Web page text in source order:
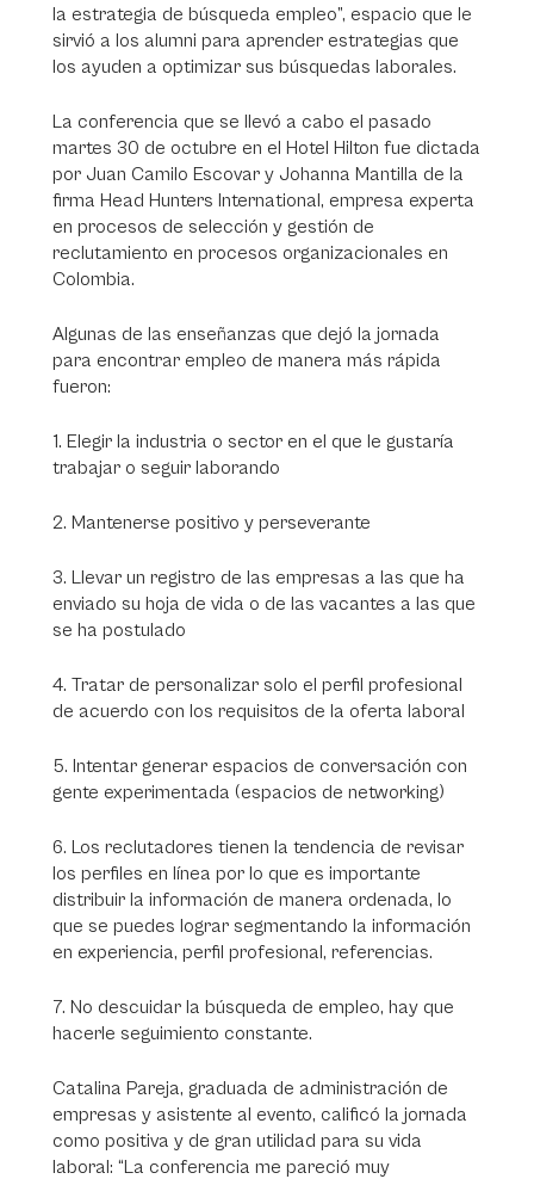
la estrategia de búsqueda empleo”, espacio que le
sirvió a los alumni para aprender estrategias que
los ayuden a optimizar sus búsquedas laborales.
La conferencia que se llevó a cabo el pasado
martes 30 de octubre en el Hotel Hilton fue dictada
por Juan Camilo Escovar y Johanna Mantilla de la
firma Head Hunters International, empresa experta
en procesos de selección y gestión de
reclutamiento en procesos organizacionales en
Colombia.
Algunas de las enseñanzas que dejó la jornada
para encontrar empleo de manera más rápida
fueron:
1. Elegir la industria o sector en el que le gustaría
trabajar o seguir laborando
2. Mantenerse positivo y perseverante
3. Llevar un registro de las empresas a las que ha
enviado su hoja de vida o de las vacantes a las que
se ha postulado
4. Tratar de personalizar solo el perfil profesional
de acuerdo con los requisitos de la oferta laboral
5. Intentar generar espacios de conversación con
gente experimentada (espacios de networking)
6. Los reclutadores tienen la tendencia de revisar
los perfiles en línea por lo que es importante
distribuir la información de manera ordenada, lo
que se puedes lograr segmentando la información
en experiencia, perfil profesional, referencias.
7. No descuidar la búsqueda de empleo, hay que
hacerle seguimiento constante.
Catalina Pareja, graduada de administración de
empresas y asistente al evento, calificó la jornada
como positiva y de gran utilidad para su vida
laboral: “La conferencia me pareció muy